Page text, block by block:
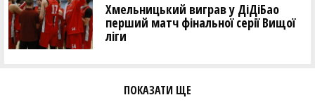
Хмельницький виграв у ДіДіБао
перший матч фінальної серії Вищої
ліги
ПОКАЗАТИ ЩЕ